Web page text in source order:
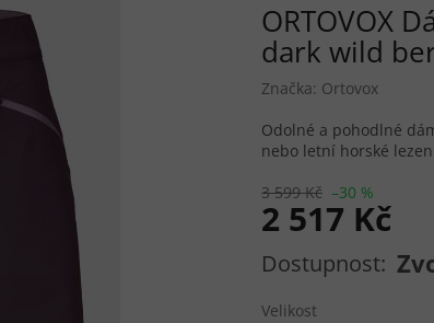
ORTOVOX
dark wild
Značka: Ortovox
3 599 Kč –30 %
2 517 Kč
Měrná cena:
Velikost
Odolné a pohodlné
nebo letní horské